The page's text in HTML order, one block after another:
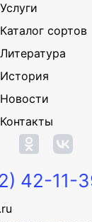
Услуги
Каталог сортов
Литература
История
Новости
Контакты
42-11-